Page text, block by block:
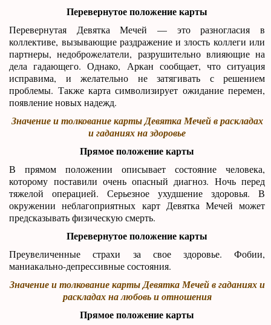
Перевернутое положение карты
Перевернутая Девятка Мечей — это разногласия в
коллективе, вызывающие раздражение и злость коллеги или
партнеры, недоброжелатели, разрушительно влияющие на
дела гадающего. Однако, Аркан сообщает, что ситуация
исправима, и желательно не затягивать с решением
проблемы. Также карта символизирует ожидание перемен,
появление новых надежд.
Значение и толкование карты Девятка Мечей в раскладах
и гаданиях на здоровье
Прямое положение карты
В прямом положении описывает состояние человека,
которому поставили очень опасный диагноз. Ночь перед
тяжелой операцией. Серьезное ухудшение здоровья. В
окружении неблагоприятных карт Девятка Мечей может
предсказывать физическую смерть.
Перевернутое положение карты
Преувеличенные страхи за свое здоровье. Фобии,
маниакально-депрессивные состояния.
Значение и толкование карты Девятка Мечей в гаданиях и
раскладах на любовь и отношения
Прямое положение карты